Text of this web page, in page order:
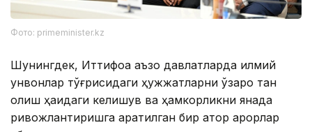
Фото: primeminister.kz
Шунингдек, Иттифоққа аъзо давлатларда илмий
унвонлар тўғрисидаги ҳужжатларни ўзаро тан
олиш ҳақидаги келишув ва ҳамкорликни янада
ривожлантиришга қаратилган бир қатор қарорлар